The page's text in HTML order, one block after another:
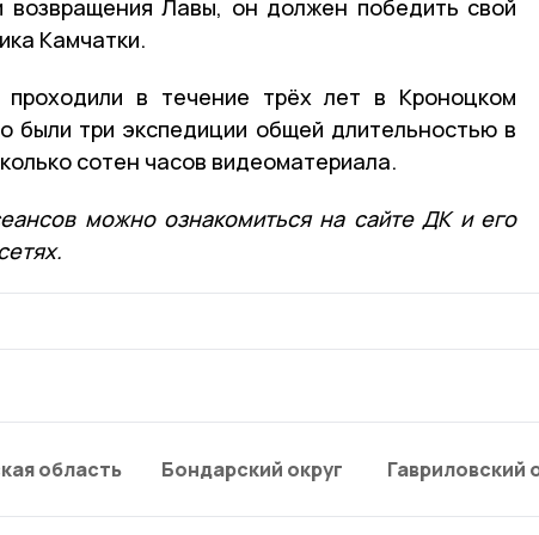
возвращения Лавы, он должен победить свой
Камчатки.
в течение трёх лет в Кроноцком
были три экспедиции общей длительностью в
сотен часов видеоматериала.
можно ознакомиться на сайте ДК и его
область Бондарский округ Гавриловский